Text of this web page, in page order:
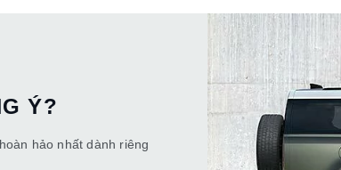
Ý?
hảo nhất dành riêng